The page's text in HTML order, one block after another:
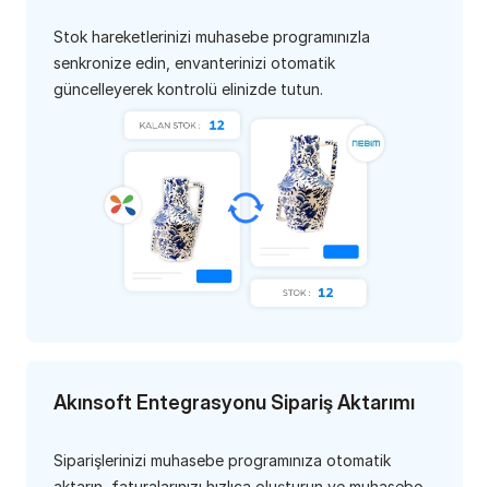
Stok hareketlerinizi muhasebe programınızla
senkronize edin, envanterinizi otomatik
güncelleyerek kontrolü elinizde tutun.
Akınsoft Entegrasyonu Sipariş Aktarımı
Siparişlerinizi muhasebe programınıza otomatik